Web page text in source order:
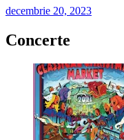
decembrie 20, 2023
Concerte